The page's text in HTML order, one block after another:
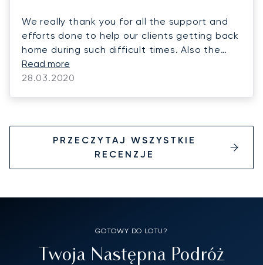
We really thank you for all the support and
efforts done to help our clients getting back
home during such difficult times. Also the
last minute changes in Russia were handled
with great timing and efficiency. We have
Read more
28.03.2020
PRZECZYTAJ WSZYSTKIE
RECENZJE
GOTOWY DO LOTU?
Twoja Następna Podróż